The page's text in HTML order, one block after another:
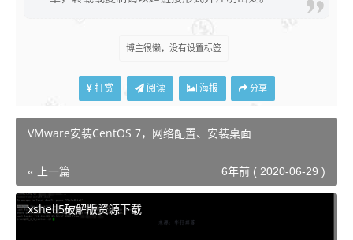
第四章 高级功能（Rich Function） ...... 32
第1节 逻辑条件（Conditional Logic） ............. 32
第2节 OnChange事件 ..... 35
第4节 OnFocus和OnLostFocus事件 ............ 36
第5节 变量（Variables） . 37
博主很懒，没有设置标签
打赏 阅读 海报 分享
VMware安装CentOS 7，网络配置、安装桌面
« 上一篇 6年前 ( 2020-06-29 )
xshell5破解版资源下载